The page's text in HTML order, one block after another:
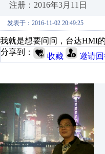
注册：2016年3月11日
发表于：2016-11-02 20:49:25
我就是想要问问，台达HMI
分享到：
收藏 邀请